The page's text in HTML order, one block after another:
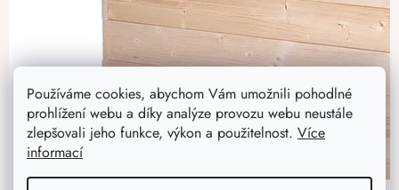
Používáme cookies, abychom Vám umožnili pohodlné
prohlížení webu a díky analýze provozu webu neustále
zlepšovali jeho funkce, výkon a použitelnost. Více
informací